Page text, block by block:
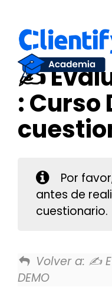
contenido
✍️
: Curso
Por
antes de
cuestionario.
Volver a: ✍️
DEMO